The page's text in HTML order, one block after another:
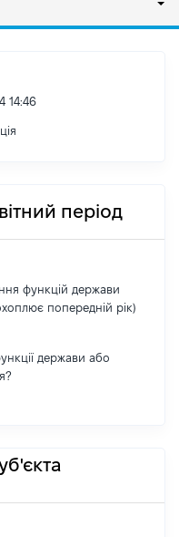
14:46
період
функцій держави
попередній рік)
держави або